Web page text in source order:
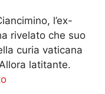
l’ex-
rivelato che suo
curia vaticana
latitante.